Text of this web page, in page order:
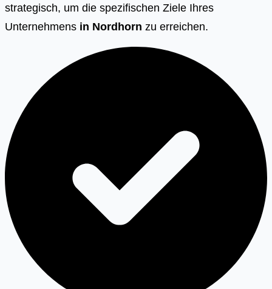
strategisch, um die spezifischen Ziele Ihres
Unternehmens in Nordhorn zu erreichen.